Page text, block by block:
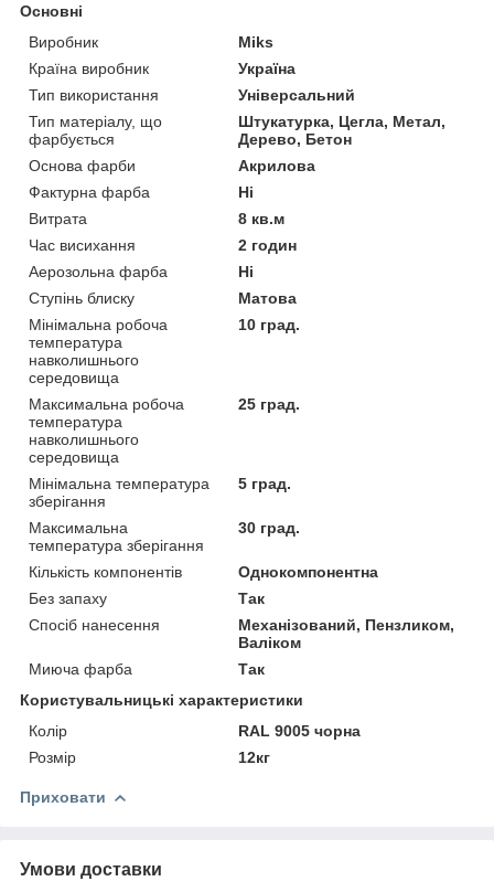
Основні
Виробник
Miks
Країна виробник
Україна
Тип використання
Універсальний
Тип матеріалу, що
фарбується
Штукатурка, Цегла, Метал,
Дерево, Бетон
Основа фарби
Акрилова
Фактурна фарба
Ні
Витрата
8 кв.м
Час висихання
2 годин
Аерозольна фарба
Ні
Ступінь блиску
Матова
Мінімальна робоча
температура
навколишнього
середовища
10 град.
Максимальна робоча
температура
навколишнього
середовища
25 град.
Мінімальна температура
зберігання
5 град.
Максимальна
температура зберігання
30 град.
Кількість компонентів
Однокомпонентна
Без запаху
Так
Спосіб нанесення
Механізований, Пензликом,
Валіком
Миюча фарба
Так
Користувальницькі характеристики
Колір
RAL 9005 чорна
Розмір
12кг
Приховати
Умови доставки